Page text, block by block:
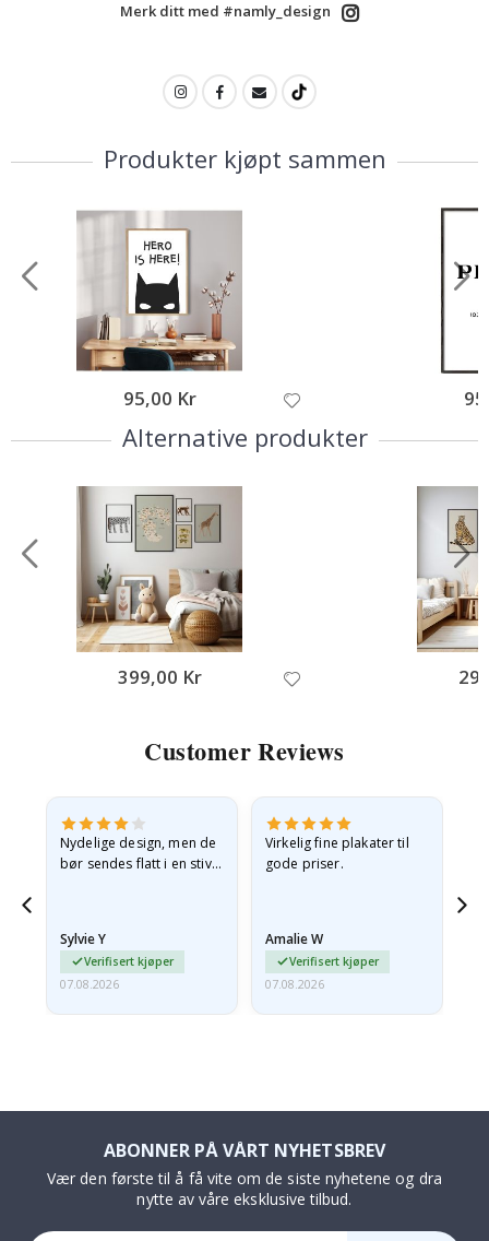
Merk ditt med #namly_design
Produkter kjøpt sammen
95,00 Kr
Alternative produkter
399,00 Kr
Customer Reviews
Nydelige design, men de
bør sendes flatt i en stiv
Sylvie Y
Verifisert kjøper
07.08.2026
Virkelig fine plakater til
gode priser.
Amalie W
Verifisert kjøper
07.08.2026
ABONNER PÅ VÅRT NYHETSBREV
Vær den første til å få vite om de siste nyhetene og dra
nytte av våre eksklusive tilbud.